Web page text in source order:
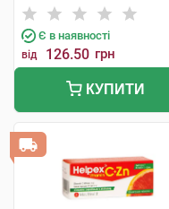
Є в наявності
від 126.50 грн
КУПИТИ